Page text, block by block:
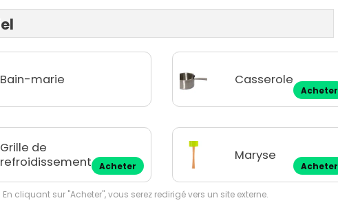
Bain-marie Casserole
Acheter
Grille de
refroidissement
Acheter
Maryse
Acheter
En cliquant sur "Acheter", vous serez redirigé vers un site externe.